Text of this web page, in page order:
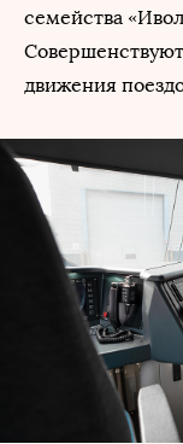
семейства
движения